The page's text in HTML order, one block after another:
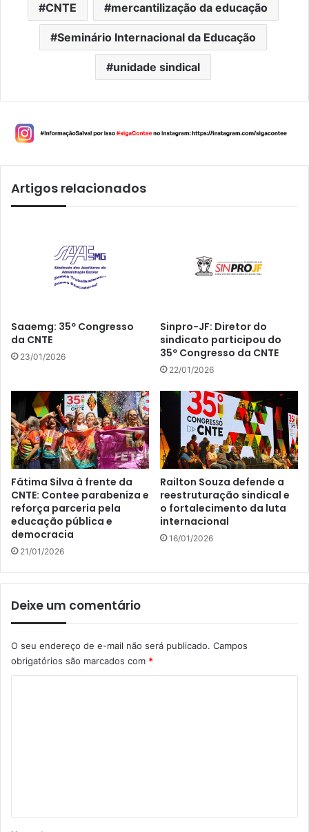
CNTE mercantilização da educação
Seminário Internacional da Educação
unidade sindical
Artigos relacionados
Saaemg: 35º Congresso
da CNTE
23/01/2026
Sinpro-JF: Diretor do
sindicato participou do
35º Congresso da CNTE
22/01/2026
Fátima Silva à frente da
CNTE: Contee parabeniza e
reforça parceria pela
educação pública e
democracia
21/01/2026
Railton Souza defende a
reestruturação sindical e
o fortalecimento da luta
internacional
16/01/2026
Deixe um comentário
O seu endereço de e-mail não será publicado. Campos
obrigatórios são marcados com *